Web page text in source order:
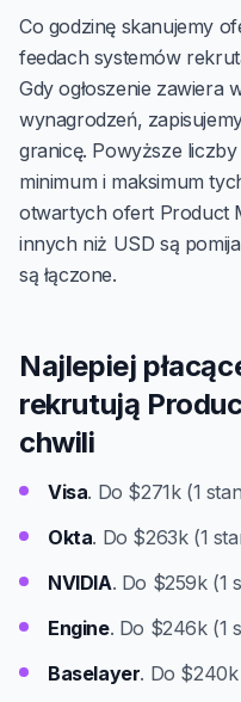
Co godzinę skanujemy
feedach systemów
Gdy ogłoszenie zawiera
wynagrodzeń,
granicę. Powyższe
minimum i maksimum
otwartych ofert Product
innych niż USD są
są łączone.
Najlepiej
rekrutują
chwili
Visa. Do $271k (1
Okta. Do $263k (1
NVIDIA. Do $259k (1
Engine. Do $246k (1
Baselayer. Do